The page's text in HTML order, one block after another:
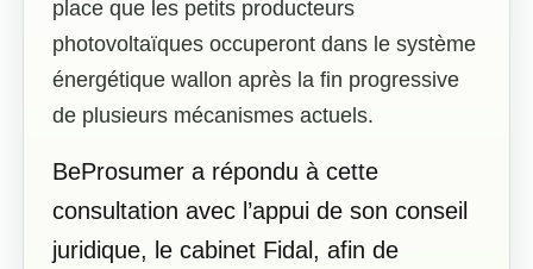
place que les petits producteurs
photovoltaïques occuperont dans le système
énergétique wallon après la fin progressive
de plusieurs mécanismes actuels.
BeProsumer a répondu à cette
consultation avec l’appui de son conseil
juridique, le cabinet Fidal, afin de